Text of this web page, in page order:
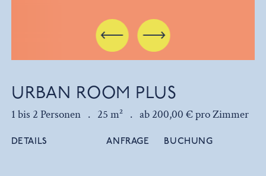
URBAN ROOM PLUS
1 bis 2 Personen . 25 m² . ab 200,00 € pro Zimmer
DETAILS ANFRAGE BUCHUNG